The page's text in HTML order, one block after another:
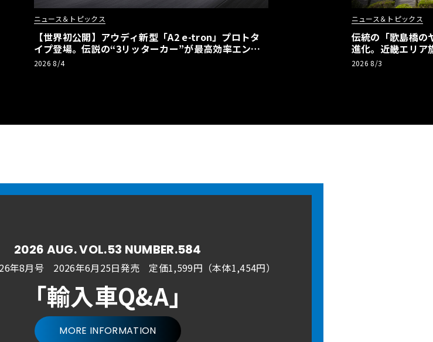
ニュース＆トピックス
【世界初公開】アウディ新型「A2 e-tron」プロトタ
イプ登場。伝説の“3リッターカー”が最高効率エント
リーBEVとして復活【画像38枚】
2026 8/4
ニュース＆トピックス
伝統の「歌島橋の
進化。近畿エリア
ーアル
2026 8/3
2026 AUG. VOL.53 NUMBER.584
年8月号 2026年6月25日発売 定価1,599円（本体1,454円）
「輸入車Q&A」
MORE INFORMATION